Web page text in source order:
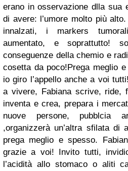
erano in osservazione dlla sua
di avere: l’umore molto più
innalzati, i markers
aumentato, e soprattutto!
conseguenze della chemio e
cosetta da poco!Prega meglio
io giro l’appello anche a voi tutti!
a vivere, Fabiana scrive, ride,
inventa e crea, prepara i
nuove persone, pubblcia
,organizzerà un’altra sfilata di
prega meglio e spesso.
grazie a voi! Invito tutti,
l’acidità allo stomaco o aliti